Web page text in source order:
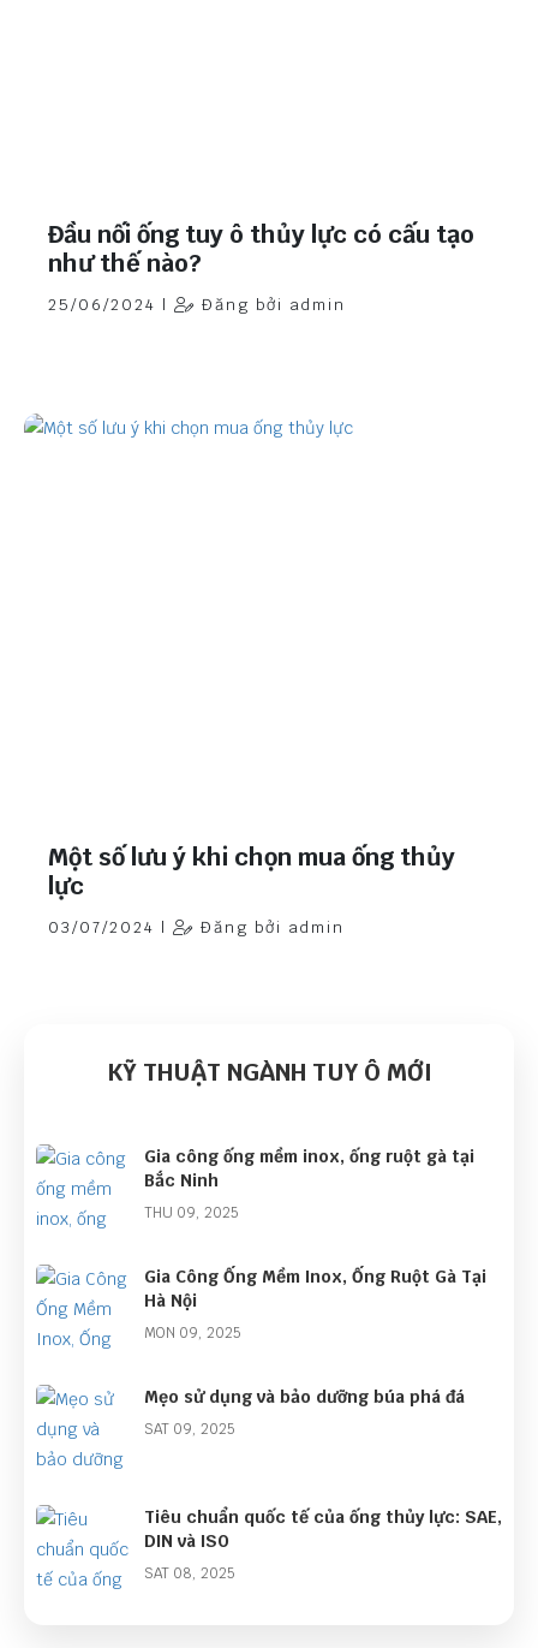
Đầu nối ống tuy ô thủy lực có cấu tạo
như thế nào?
25/06/2024 | Đăng bởi admin
Một số lưu ý khi chọn mua ống thủy
lực
03/07/2024 | Đăng bởi admin
KỸ THUẬT NGÀNH TUY Ô MỚI
Gia công ống mềm inox, ống ruột gà tại
Bắc Ninh
THU 09, 2025
Gia Công Ống Mềm Inox, Ống Ruột Gà Tại
Hà Nội
MON 09, 2025
Mẹo sử dụng và bảo dưỡng búa phá đá
SAT 09, 2025
Tiêu chuẩn quốc tế của ống thủy lực: SAE,
DIN và ISO
SAT 08, 2025